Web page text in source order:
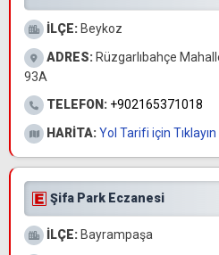
İLÇE: Beykoz
ADRES: Rüzgarlıbahçe
93A
TELEFON: +902165371018
HARİTA:Yol Tarifi için Tıklayın
Şifa Park Eczanesi
İLÇE: Bayrampaşa